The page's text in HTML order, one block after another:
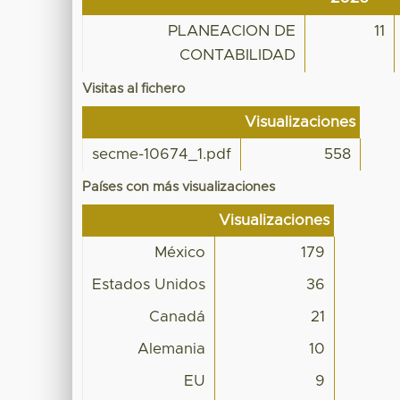
PLANEACION DE
CONTABILIDAD
11
Visitas al fichero
Visualizaciones
secme-10674_1.pdf 558
Países con más visualizaciones
Visualizaciones
México 179
Estados Unidos 36
Canadá 21
Alemania 10
EU 9